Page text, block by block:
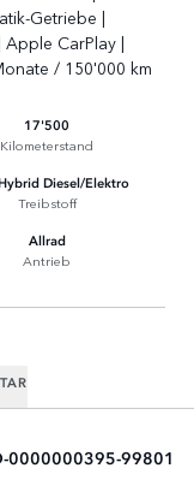
Getriebe |
Apple CarPlay |
/ 150'000 km
17'500
Kilometerstand
Diesel/Elektro
Treibstoff
Allrad
Antrieb
0000000395-99801